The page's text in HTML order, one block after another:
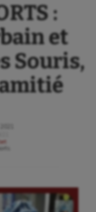
:
et
Souris,